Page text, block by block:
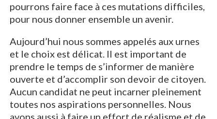
pourrons faire face à ces mutations difficiles,
pour nous donner ensemble un avenir.
Aujourd’hui nous sommes appelés aux urnes
et le choix est délicat. Il est important de
prendre le temps de s’informer de manière
ouverte et d’accomplir son devoir de citoyen.
Aucun candidat ne peut incarner pleinement
toutes nos aspirations personnelles. Nous
avons aussi à faire un effort de réalisme et de